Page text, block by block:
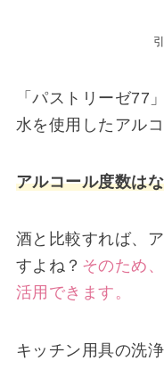
「パストリーゼ77
水を使用したアル
アルコール度数は
酒と比較すれば、
すよね？ そのため
活用できます。
キッチン用具の洗浄